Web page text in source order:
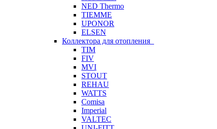
NED Thermo
TIEMME
UPONOR
ELSEN
Коллектора для отопления
TIM
FIV
MVI
STOUT
REHAU
WATTS
Comisa
Imperial
VALTEC